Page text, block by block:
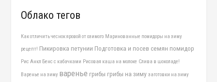
Облако тегов
Как отличить чеснок яровой от озимого Маринованные помидоры на зиму
рецепт! Пикировка петунии Подготовка и посев семян помидор
Рис Анкл Бенс с кабачками Рисовая каша на молоке Слива в шоколаде!
Варенье на зиму варенье грибы грибы на зиму заготовки на зиму